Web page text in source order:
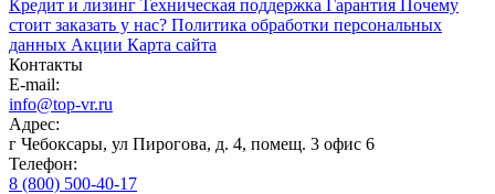
Кредит и лизинг Техническая поддержка Гарантия Почему
стоит заказать у нас? Политика обработки персональных
данных Акции Карта сайта
Контакты
E-mail:
info@top-vr.ru
Адрес:
г Чебоксары, ул Пирогова, д. 4, помещ. 3 офис 6
Телефон:
8 (800) 500-40-17